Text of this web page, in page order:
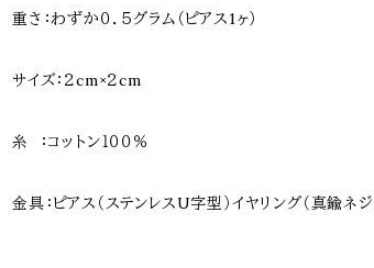
重さ：わずか０．５グラム（ピアス1ヶ）
サイズ：２cm×２cm
糸 ：コットン１００％
金具：ピアス（ステンレスU字型）イヤリング（真鍮ネ